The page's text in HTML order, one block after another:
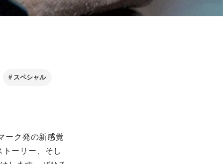
スペシャル
ーク発の新感覚
ーリー、そし